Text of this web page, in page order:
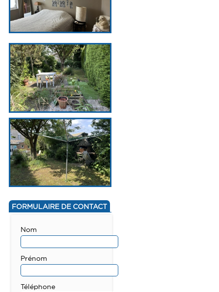
FORMULAIRE DE CONTACT
Nom
Prénom
Téléphone